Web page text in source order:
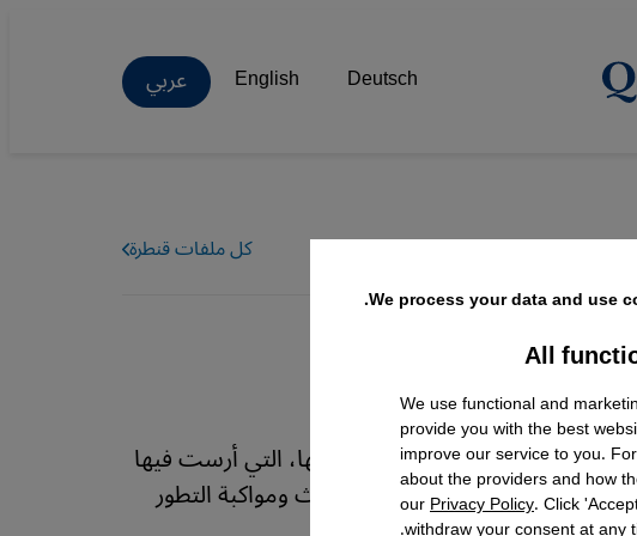
Deutsch
English عربي
كل ملفات قنطرة
تتأمل فيها لحظات طفولتها، التي أرست فيها
ينشد التوازن بين مظاهر التحديث ومواكبة التطور
We process your data and use
All
We use functional and
provide you with the best
improve our service to you.
about the providers and how
ourPrivacy Policy. Click
Facebook Embed /